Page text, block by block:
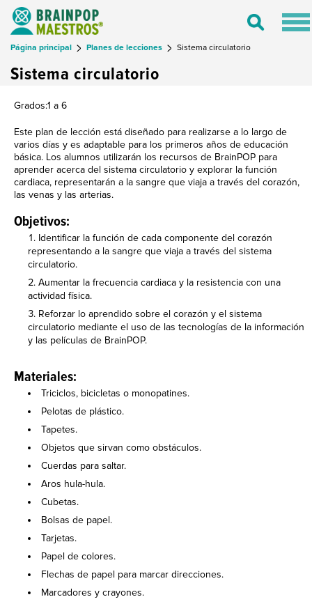
Toggle
Página principal Planes de lecciones Sistema circulatorio
Sistema circulatorio
Grados:1 a 6
Este plan de lección está diseñado para realizarse a lo largo de
varios días y es adaptable para los primeros años de educación
básica. Los alumnos utilizarán los recursos de BrainPOP para
aprender acerca del sistema circulatorio y explorar la función
cardiaca, representarán a la sangre que viaja a través del corazón,
las venas y las arterias.
Objetivos:
Identificar la función de cada componente del corazón
representando a la sangre que viaja a través del sistema
circulatorio.
Aumentar la frecuencia cardiaca y la resistencia con una
actividad física.
Reforzar lo aprendido sobre el corazón y el sistema
circulatorio mediante el uso de las tecnologías de la información
y las películas de BrainPOP.
Materiales:
Triciclos, bicicletas o monopatines.
Pelotas de plástico.
Tapetes.
Objetos que sirvan como obstáculos.
Cuerdas para saltar.
Aros hula-hula.
Cubetas.
Bolsas de papel.
Tarjetas.
Papel de colores.
Flechas de papel para marcar direcciones.
Marcadores y crayones.